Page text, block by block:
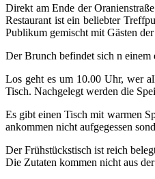
Direkt am Ende der
Restaurant ist ein beliebter
Publikum gemischt mit Gästen
Der Brunch befindet sich n einem
Los geht es um 10.00 Uhr, wer
Tisch. Nachgelegt werden die
Es gibt einen Tisch mit warmen
ankommen nicht aufgegessen
Der Frühstückstisch ist reich
Die Zutaten kommen nicht aus